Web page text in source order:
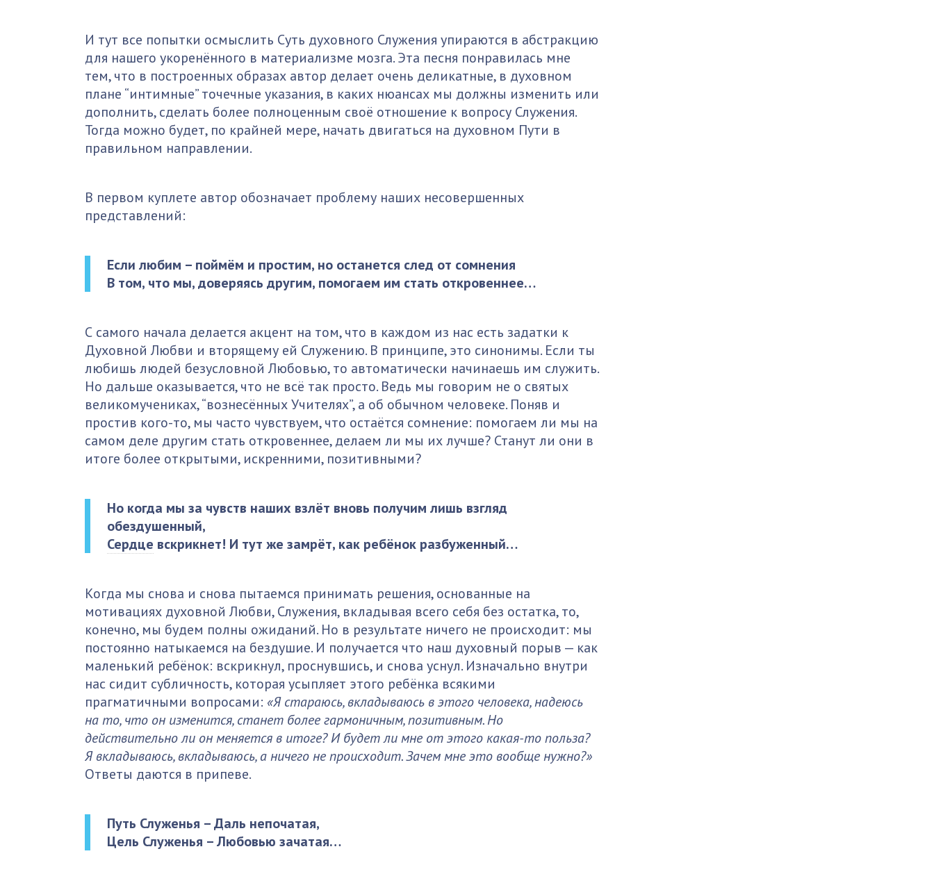
И тут все попытки осмыслить Суть духовного Служения упираются в абстракцию
для нашего укоренённого в материализме мозга. Эта песня понравилась мне
тем, что в построенных образах автор делает очень деликатные, в духовном
плане “интимные” точечные указания, в каких нюансах мы должны изменить или
дополнить, сделать более полноценным своё отношение к вопросу Служения.
Тогда можно будет, по крайней мере, начать двигаться на духовном Пути в
правильном направлении.
В первом куплете автор обозначает проблему наших несовершенных
представлений:
Если любим – поймём и простим, но останется след от сомнения
В том, что мы, доверяясь другим, помогаем им стать откровеннее…
С самого начала делается акцент на том, что в каждом из нас есть задатки к
Духовной Любви и вторящему ей Служению. В принципе, это синонимы. Если ты
любишь людей безусловной Любовью, то автоматически начинаешь им служить.
Но дальше оказывается, что не всё так просто. Ведь мы говорим не о святых
великомучениках, “вознесённых Учителях”, а об обычном человеке. Поняв и
простив кого-то, мы часто чувствуем, что остаётся сомнение: помогаем ли мы на
самом деле другим стать откровеннее, делаем ли мы их лучше? Станут ли они в
итоге более открытыми, искренними, позитивными?
Но когда мы за чувств наших взлёт вновь получим лишь взгляд
обездушенный,
Сердце вскрикнет! И тут же замрёт, как ребёнок разбуженный…
Когда мы снова и снова пытаемся принимать решения, основанные на
мотивациях духовной Любви, Служения, вкладывая всего себя без остатка, то,
конечно, мы будем полны ожиданий. Но в результате ничего не происходит: мы
постоянно натыкаемся на бездушие. И получается что наш духовный порыв — как
маленький ребёнок: вскрикнул, проснувшись, и снова уснул. Изначально внутри
нас сидит субличность, которая усыпляет этого ребёнка всякими
прагматичными вопросами: «Я стараюсь, вкладываюсь в этого человека, надеюсь
на то, что он изменится, станет более гармоничным, позитивным. Но
действительно ли он меняется в итоге? И будет ли мне от этого какая-то польза?
Я вкладываюсь, вкладываюсь, а ничего не происходит. Зачем мне это вообще нужно?»
Ответы даются в припеве.
Путь Служенья – Даль непочатая,
Цель Служенья – Любовью зачатая…